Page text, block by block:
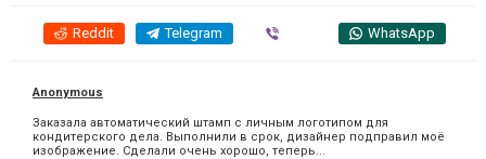
Reddit Telegram WhatsApp
Anonymous
Заказала автоматический штамп с личным логотипом для
кондитерского дела. Выполнили в срок, дизайнер подправил моё
изображение. Сделали очень хорошо, теперь...